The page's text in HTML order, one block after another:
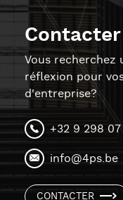
Contacter
Vous recherchez
réflexion pour
d'entreprise?
+32 9 298
info@4ps.be
CONTACTER